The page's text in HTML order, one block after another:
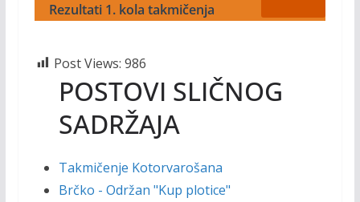
Rezultati 1. kola takmičenja
Post Views: 986
POSTOVI SLIČNOG
SADRŽAJA
Takmičenje Kotorvarošana
Brčko - Održan "Kup plotice"